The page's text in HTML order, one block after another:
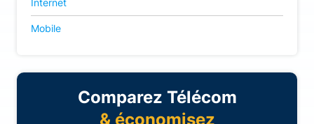
Mobile
Comparez Télécom
& économisez